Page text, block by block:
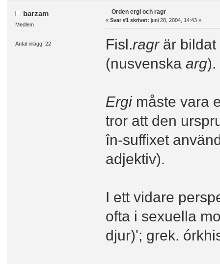
barzam
Medlem
Antal inlägg: 22
Orden ergi och ragr
« Svar #1 skrivet: juni 28, 2004, 14:43 »
Fisl.ragrär bildat
(nusvenska arg).
Ergi måste vara
tror att den
în-suffixet
adjektiv).
I ett vidare
ofta i sexuella
djur)'; grek.